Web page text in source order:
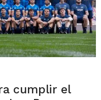
cumplir el